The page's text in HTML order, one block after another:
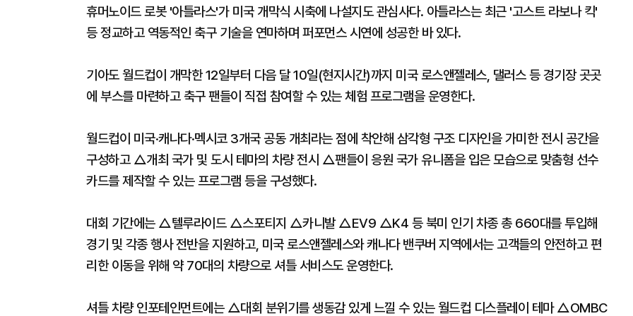
휴머노이드 로봇 '아틀라스'가 미국 개막식 시축에 나설지도 관심사다. 아틀라스는 최근 '고스트 라보나 킥'
등 정교하고 역동적인 축구 기술을 연마하며 퍼포먼스 시연에 성공한 바 있다.
기아도 월드컵이 개막한 12일부터 다음 달 10일(현지시간)까지 미국 로스앤젤레스, 댈러스 등 경기장 곳곳
에 부스를 마련하고 축구 팬들이 직접 참여할 수 있는 체험 프로그램을 운영한다.
월드컵이 미국·캐나다·멕시코 3개국 공동 개최라는 점에 착안해 삼각형 구조 디자인을 가미한 전시 공간을
구성하고 △개최 국가 및 도시 테마의 차량 전시 △팬들이 응원 국가 유니폼을 입은 모습으로 맞춤형 선수
카드를 제작할 수 있는 프로그램 등을 구성했다.
대회 기간에는 △텔루라이드 △스포티지 △카니발 △EV9 △K4 등 북미 인기 차종 총 660대를 투입해
경기 및 각종 행사 전반을 지원하고, 미국 로스앤젤레스와 캐나다 밴쿠버 지역에서는 고객들의 안전하고 편
리한 이동을 위해 약 70대의 차량으로 셔틀 서비스도 운영한다.
셔틀 차량 인포테인먼트에는 △대회 분위기를 생동감 있게 느낄 수 있는 월드컵 디스플레이 테마 △OMBC